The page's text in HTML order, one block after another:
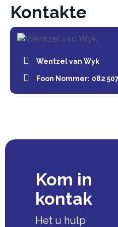
Kontakte
Wentzel van Wyk
Foon Nommer: 082
Kom in
kontak
Het u hulp